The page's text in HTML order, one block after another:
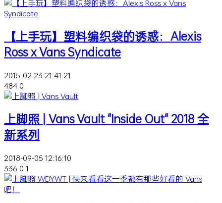
【上手玩】塑料编织袋的诱惑：Alexis
Ross x Vans Syndicate
2015-02-23 21:41:21
484 0
上脚照 | Vans Vault "Inside Out" 2018 全
新系列
2018-09-05 12:16:10
336 0 1